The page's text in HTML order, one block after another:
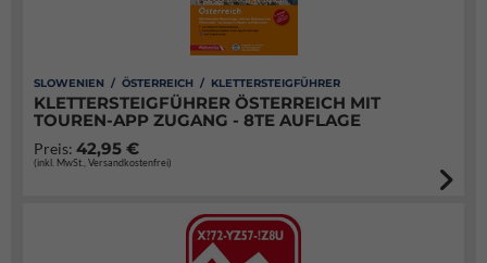
SLOWENIEN / ÖSTERREICH / KLETTERSTEIGFÜHRER
KLETTERSTEIGFÜHRER ÖSTERREICH MIT
TOUREN-APP ZUGANG - 8TE AUFLAGE
Preis: 42,95 €
(inkl. MwSt., Versandkostenfrei)